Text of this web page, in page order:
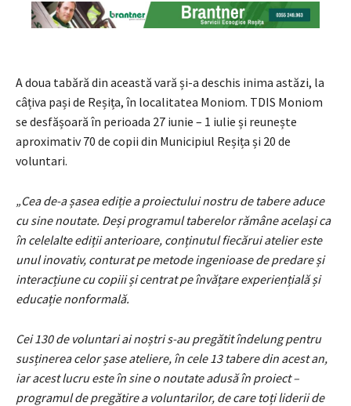
A doua tabără din această vară și-a deschis inima astăzi, la
câțiva pași de Reșița, în localitatea Moniom. TDIS Moniom
se desfășoară în perioada 27 iunie – 1 iulie și reunește
aproximativ 70 de copii din Municipiul Reșița și 20 de
voluntari.
„Cea de-a șasea ediție a proiectului nostru de tabere aduce
cu sine noutate. Deși programul taberelor rămâne același ca
în celelalte ediții anterioare, conținutul fiecărui atelier este
unul inovativ, conturat pe metode ingenioase de predare și
interacțiune cu copiii și centrat pe învățare experiențială și
educație nonformală.
Cei 130 de voluntari ai noștri s-au pregătit îndelung pentru
susținerea celor șase ateliere, în cele 13 tabere din acest an,
iar acest lucru este în sine o noutate adusă în proiect –
programul de pregătire a voluntarilor, de care toți liderii de